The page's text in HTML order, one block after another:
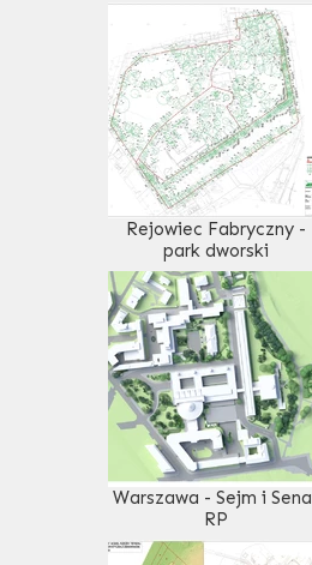
Rejowiec Fabryczny -
park dworski
Warszawa - Sejm i
RP